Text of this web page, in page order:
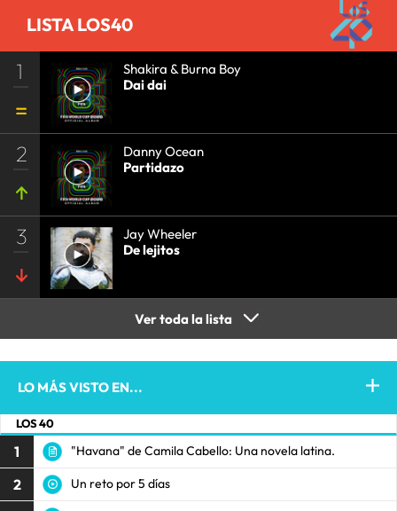
LISTA LOS40
1
Shakira & Burna Boy
Dai dai
2
Danny Ocean
Partidazo
3
Jay Wheeler
De lejitos
Ver toda la lista
LO MÁS VISTO EN...
LOS 40
1 "Havana" de Camila Cabello: Una novela latina.
2 Un reto por 5 días